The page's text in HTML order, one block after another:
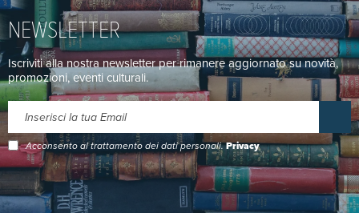
NEWSLETTER
Iscriviti alla nostra newsletter per rimanere aggiornato su novità,
promozioni, eventi culturali.
Acconsento al trattamento dei dati personali.Privacy